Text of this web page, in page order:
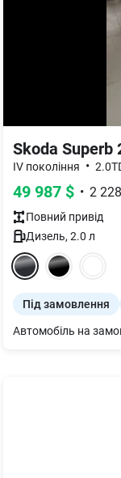
Skoda Superb
IV покоління •
49 987 $ • 2
Повний привід
Дизель, 2.0 л
Під замовлення